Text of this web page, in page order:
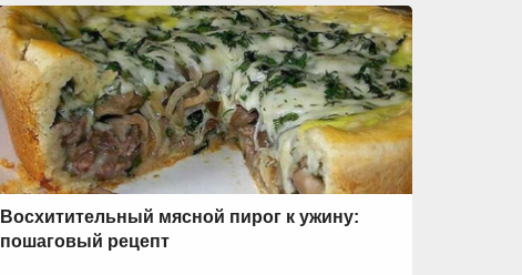
Восхитительный мясной пирог к ужину:
пошаговый рецепт